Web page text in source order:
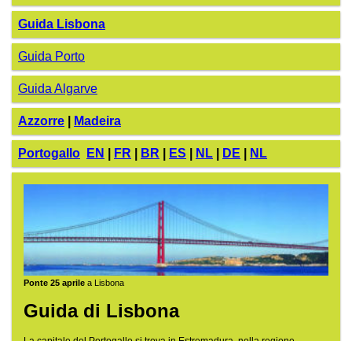
Guida Lisbona
Guida Porto
Guida Algarve
Azzorre Madeira
Portogallo EN FR BR ES NL DE NL
Ponte 25 aprile a Lisbona
Guida di Lisbona